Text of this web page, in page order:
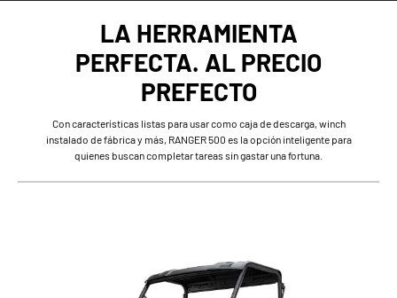
LA HERRAMIENTA
PERFECTA. AL PRECIO
PREFECTO
Con características listas para usar como caja de descarga, winch
instalado de fábrica y más, RANGER 500 es la opción inteligente para
quienes buscan completar tareas sin gastar una fortuna.